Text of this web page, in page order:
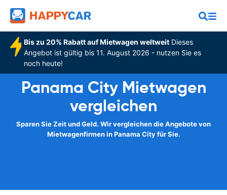
Bis zu 20% Rabatt auf Mietwagen weltweitDieses
Angebot ist gültig bis 11. August 2026 - nutzen Sie es
noch heute!
Panama City Mietwagen
vergleichen
Sparen Sie Zeit und Geld. Wir vergleichen die Angebote von
Mietwagenfirmen in Panama City für Sie.